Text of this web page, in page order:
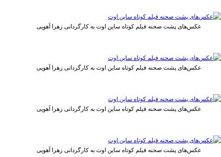
عکس‌های پشت صحنه فیلم کوتاه ساین اوت به کارگردانی زهرا آهویی
عکس‌های پشت صحنه فیلم کوتاه ساین اوت به کارگردانی زهرا آهویی
عکس‌های پشت صحنه فیلم کوتاه ساین اوت به کارگردانی زهرا آهویی
عکس‌های پشت صحنه فیلم کوتاه ساین اوت به کارگردانی زهرا آهویی